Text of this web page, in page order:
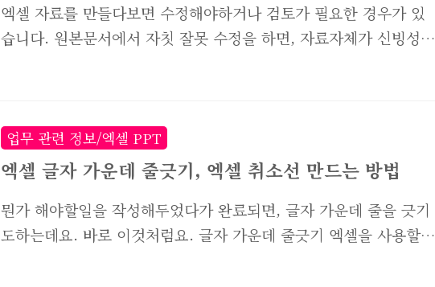
은 간단합니다. 마이크로소프트 홈페이지에서 다운만 받지못할뿐,
설치파일만 있다면 그대로 사용할 수 있습니다. 아래 첨부파일을 다
엑셀 자료를 만들다보면 수정해야하거나 검토가 필요한 경우가 있
습니다. 원본문서에서 자칫 잘못 수정을 하면, 자료자체가 신빙성이
한 시트만 복사하거나 이동하고 싶을때는 다음과 같이 하면 쉽죠.
먼저 엑셀 시트 복사방법부터 소개해드릴께요. 먼저 이동하고자하
는 시트를 마우스로 선택한 뒤 마우스 우클릭을 눌려주세요. 여기서
이동/복사를 선택해줍니다. 시트 복사본이 위치할 자리를 선택한
뒤, '복사본 만들기' 항목에 체크해주면 됩니다. 정말 간단하죠? 새
업무 관련 정보/엑셀 PPT
엑셀 글자 가운데 줄긋기, 엑셀 취소선 만드는 방법
뭔가 해야할일을 작성해두었다가 완료되면, 글자 가운데 줄을 긋기
도하는데요. 바로 이것처럼요. 글자 가운데 줄긋기 엑셀을 사용할때